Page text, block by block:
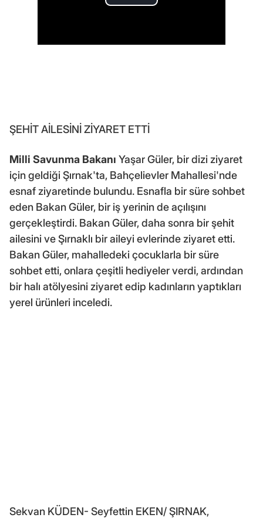
ŞEHİT AİLESİNİ ZİYARET ETTİ
Milli Savunma Bakanı Yaşar Güler, bir dizi ziyaret
için geldiği Şırnak'ta, Bahçelievler Mahallesi'nde
esnaf ziyaretinde bulundu. Esnafla bir süre sohbet
eden Bakan Güler, bir iş yerinin de açılışını
gerçekleştirdi. Bakan Güler, daha sonra bir şehit
ailesini ve Şırnaklı bir aileyi evlerinde ziyaret etti.
Bakan Güler, mahalledeki çocuklarla bir süre
sohbet etti, onlara çeşitli hediyeler verdi, ardından
bir halı atölyesini ziyaret edip kadınların yaptıkları
yerel ürünleri inceledi.
Sekvan KÜDEN- Seyfettin EKEN/ ŞIRNAK,